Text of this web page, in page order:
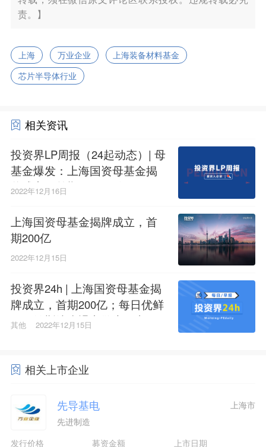
责。】
上海 万业企业
上海装备材料基金
芯片半导体行业
相关资讯
投资界LP周报（24起动态）| 母
基金爆发：上海国资母基金揭
牌成立，首期200亿；江西LP出
2022年12月16日
上海国资母基金揭牌成立，首
期200亿
2022年12月15日
投资界24h | 上海国资母基金揭
牌成立，首期200亿；每日优鲜
再收纳斯达克退市警告；京东
其他 2022年12月15日
相关上市企业
先导基电
先进制造
上海市
发行价格 募资金额 上市日期